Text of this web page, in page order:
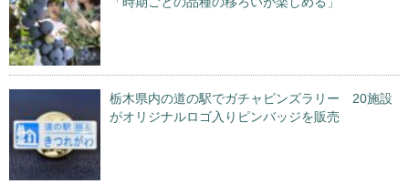
栃木県内の道の駅でガチャピンズラリー 20施設
がオリジナルロゴ入りピンバッジを販売